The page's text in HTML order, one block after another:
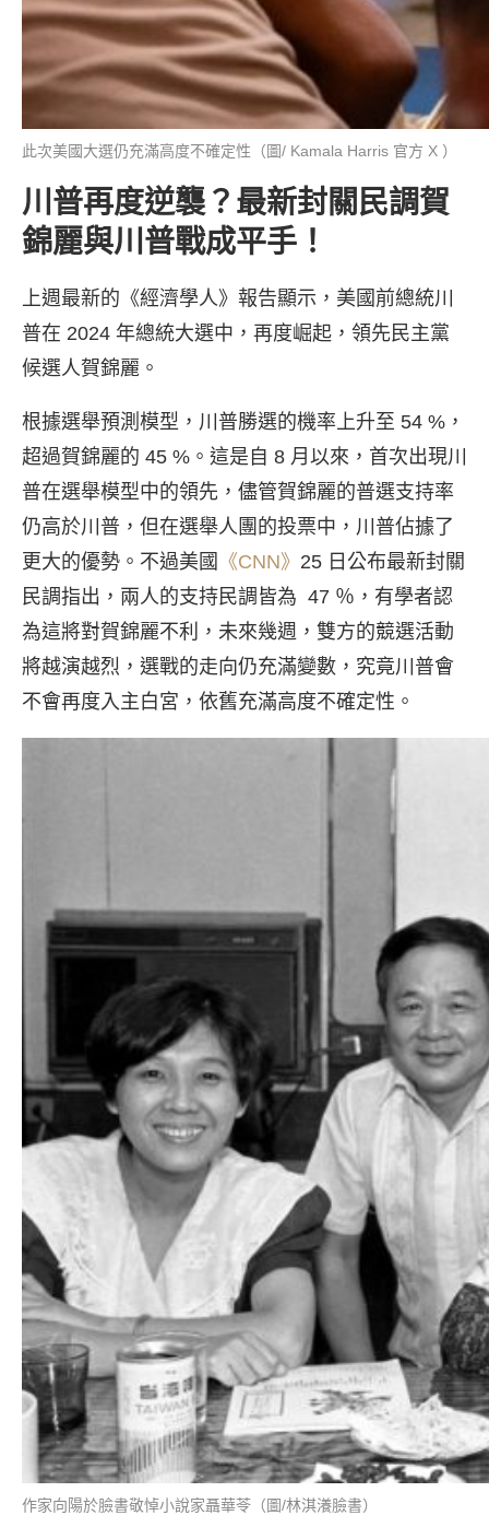
此次美國大選仍充滿高度不確定性（圖/ Kamala Harris 官方 X ）
川普再度逆襲？最新封關民調賀
錦麗與川普戰成平手！
上週最新的《經濟學人》報告顯示，美國前總統川
普在 2024 年總統大選中，再度崛起，領先民主黨
候選人賀錦麗。
根據選舉預測模型，川普勝選的機率上升至 54 %，
超過賀錦麗的 45 %。這是自 8 月以來，首次出現川
普在選舉模型中的領先，儘管賀錦麗的普選支持率
仍高於川普，但在選舉人團的投票中，川普佔據了
更大的優勢。不過美國 《CNN》 25 日公布最新封關
民調指出，兩人的支持民調皆為 47 ％，有學者認
為這將對賀錦麗不利，未來幾週，雙方的競選活動
將越演越烈，選戰的走向仍充滿變數，究竟川普會
不會再度入主白宮，依舊充滿高度不確定性。
作家向陽於臉書敬悼小說家聶華苓（圖/林淇瀁臉書）